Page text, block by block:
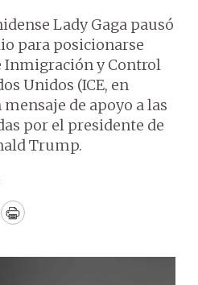
Lady Gaga pausó
para posicionarse
Inmigración y Control
Unidos (ICE, en
de apoyo a las
por el presidente de
Trump.
Print